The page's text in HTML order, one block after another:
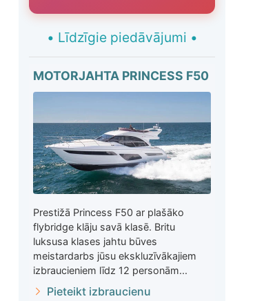
• Līdzīgie piedāvājumi •
MOTORJAHTA PRINCESS F50
Prestižā Princess F50 ar plašāko
flybridge klāju savā klasē. Britu
luksusa klases jahtu būves
meistardarbs jūsu ekskluzīvākajiem
izbraucieniem līdz 12 personām...
Pieteikt izbraucienu